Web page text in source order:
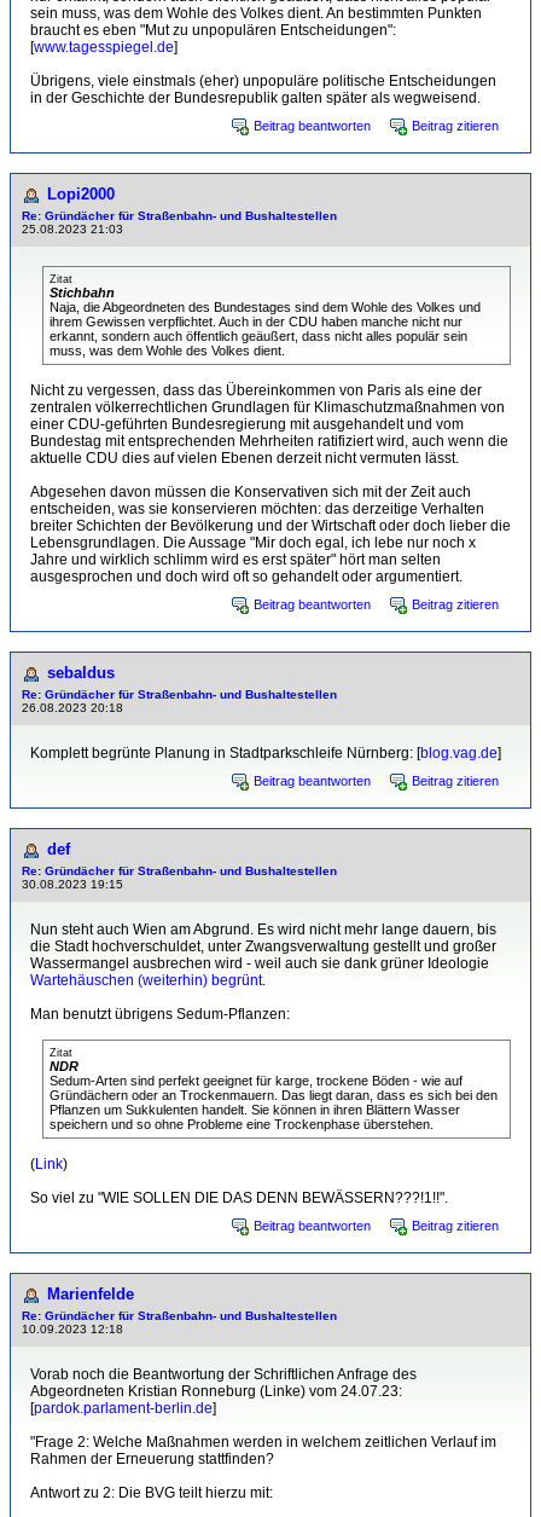
sein muss, was dem Wohle des Volkes dient. An bestimmten Punkten
braucht es eben "Mut zu unpopulären Entscheidungen":
[www.tagesspiegel.de]
Übrigens, viele einstmals (eher) unpopuläre politische Entscheidungen
in der Geschichte der Bundesrepublik galten später als wegweisend.
Beitrag beantworten Beitrag zitieren
Lopi2000
Re: Gründächer für Straßenbahn- und Bushaltestellen
25.08.2023 21:03
Zitat
Stichbahn
Naja, die Abgeordneten des Bundestages sind dem Wohle des Volkes und
ihrem Gewissen verpflichtet. Auch in der CDU haben manche nicht nur
erkannt, sondern auch öffentlich geäußert, dass nicht alles populär sein
muss, was dem Wohle des Volkes dient.
Nicht zu vergessen, dass das Übereinkommen von Paris als eine der
zentralen völkerrechtlichen Grundlagen für Klimaschutzmaßnahmen von
einer CDU-geführten Bundesregierung mit ausgehandelt und vom
Bundestag mit entsprechenden Mehrheiten ratifiziert wird, auch wenn die
aktuelle CDU dies auf vielen Ebenen derzeit nicht vermuten lässt.
Abgesehen davon müssen die Konservativen sich mit der Zeit auch
entscheiden, was sie konservieren möchten: das derzeitige Verhalten
breiter Schichten der Bevölkerung und der Wirtschaft oder doch lieber die
Lebensgrundlagen. Die Aussage "Mir doch egal, ich lebe nur noch x
Jahre und wirklich schlimm wird es erst später" hört man selten
ausgesprochen und doch wird oft so gehandelt oder argumentiert.
Beitrag beantworten Beitrag zitieren
sebaldus
Re: Gründächer für Straßenbahn- und Bushaltestellen
26.08.2023 20:18
Komplett begrünte Planung in Stadtparkschleife Nürnberg: [blog.vag.de]
Beitrag beantworten Beitrag zitieren
def
Re: Gründächer für Straßenbahn- und Bushaltestellen
30.08.2023 19:15
Nun steht auch Wien am Abgrund. Es wird nicht mehr lange dauern, bis
die Stadt hochverschuldet, unter Zwangsverwaltung gestellt und großer
Wassermangel ausbrechen wird - weil auch sie dank grüner Ideologie
Wartehäuschen (weiterhin) begrünt.
Man benutzt übrigens Sedum-Pflanzen:
Zitat
NDR
Sedum-Arten sind perfekt geeignet für karge, trockene Böden - wie auf
Gründächern oder an Trockenmauern. Das liegt daran, dass es sich bei den
Pflanzen um Sukkulenten handelt. Sie können in ihren Blättern Wasser
speichern und so ohne Probleme eine Trockenphase überstehen.
(Link)
So viel zu "WIE SOLLEN DIE DAS DENN BEWÄSSERN???!1!!".
Beitrag beantworten Beitrag zitieren
Marienfelde
Re: Gründächer für Straßenbahn- und Bushaltestellen
10.09.2023 12:18
Vorab noch die Beantwortung der Schriftlichen Anfrage des
Abgeordneten Kristian Ronneburg (Linke) vom 24.07.23:
[pardok.parlament-berlin.de]
"Frage 2: Welche Maßnahmen werden in welchem zeitlichen Verlauf im
Rahmen der Erneuerung stattfinden?
Antwort zu 2: Die BVG teilt hierzu mit: